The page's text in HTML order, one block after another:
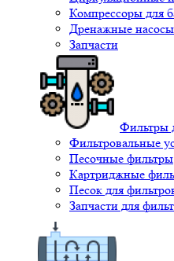
Компрессоры для
Дренажные насосы
Запчасти
Фильтры
Фильтровальные
Песочные фильтры
Картриджные
Песок для
Запчасти для